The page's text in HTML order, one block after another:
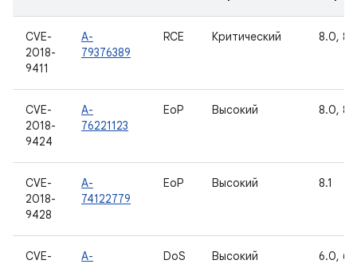
CVE-
2018-
9411
A-
79376389
RCE Критический 8.0, 8.1
CVE-
2018-
9424
A-
76221123
EoP Высокий 8.0, 8.1
CVE-
2018-
9428
A-
74122779
EoP Высокий 8.1
CVE-
A-
DoS Высокий
6.0,